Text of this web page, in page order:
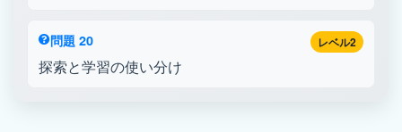
レベル2
問題 20
探索と学習の使い分け